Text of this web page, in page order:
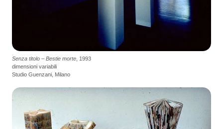
Senza titolo – Bestie morte , 1993
dimensioni variabili
Studio Guenzani, Milano